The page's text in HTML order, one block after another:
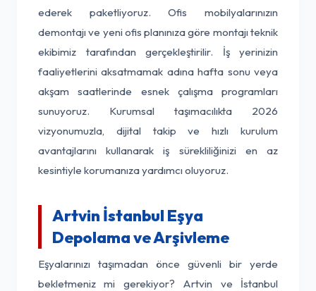
ederek paketliyoruz. Ofis mobilyalarınızın
demontajı ve yeni ofis planınıza göre montajı teknik
ekibimiz tarafından gerçekleştirilir. İş yerinizin
faaliyetlerini aksatmamak adına hafta sonu veya
akşam saatlerinde esnek çalışma programları
sunuyoruz. Kurumsal taşımacılıkta 2026
vizyonumuzla, dijital takip ve hızlı kurulum
avantajlarını kullanarak iş sürekliliğinizi en az
kesintiyle korumanıza yardımcı oluyoruz.
Artvin İstanbul Eşya
Depolama ve Arşivleme
Eşyalarınızı taşımadan önce güvenli bir yerde
bekletmeniz mi gerekiyor? Artvin ve İstanbul